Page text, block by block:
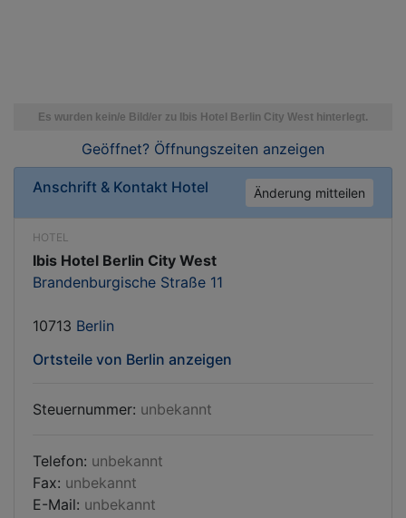
Geöffnet? Öffnungszeiten anzeigen
Anschrift & Kontakt Hotel Änderung mitteilen
HOTEL
Ibis Hotel Berlin City West
Brandenburgische Straße 11
10713 Berlin
Ortsteile von Berlin anzeigen
Steuernummer: unbekannt
Telefon: unbekannt
Fax: unbekannt
E-Mail: unbekannt